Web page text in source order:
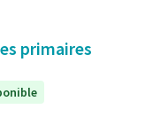
primaires